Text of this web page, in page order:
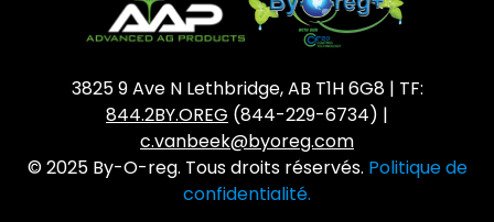
3825 9 Ave N Lethbridge, AB T1H 6G8 | TF:
844.2BY.OREG (844-229-6734) |
c.vanbeek@byoreg.com
© 2025 By-O-reg. Tous droits réservés. Politique de
confidentialité.